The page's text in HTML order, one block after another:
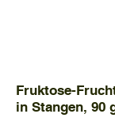
Fruktose-
in Stangen, 90